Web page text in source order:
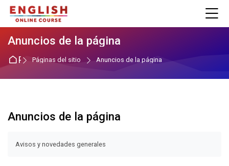
Skip to navigation
Skip to login form
Salta al contenido principal
Skip to accessibility options
Skip to footer
Skip accessibility options
Anuncios de la página
Página Principal
Páginas del sitio Anuncios de la página
Anuncios de la página
Avisos y novedades generales